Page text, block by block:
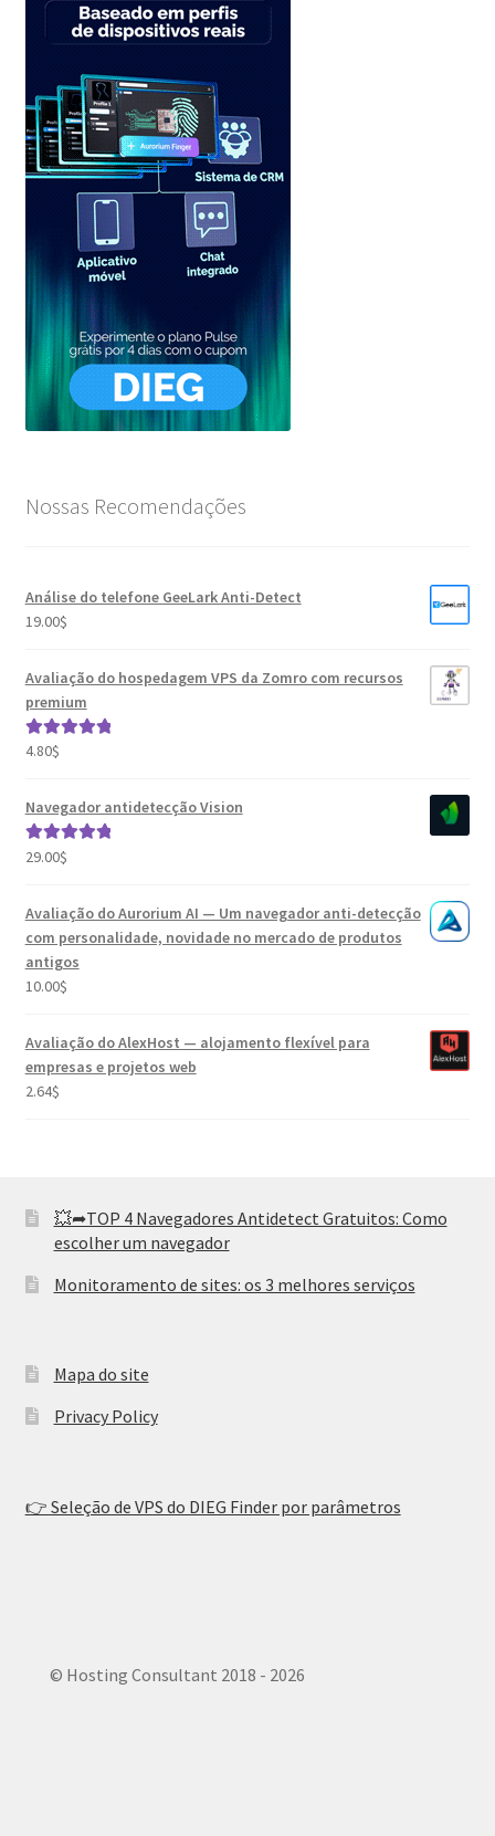
Nossas Recomendações
Análise do telefone GeeLark Anti-Detect
19.00$
Avaliação do hospedagem VPS da Zomro com recursos
premium
Avaliação
4.80$
Navegador antidetecção Vision
Avaliação
29.00$
Avaliação do Aurorium AI — Um navegador anti-detecção
com personalidade, novidade no mercado de produtos
antigos
10.00$
Avaliação do AlexHost — alojamento flexível para
empresas e projetos web
2.64$
💥➦TOP 4 Navegadores Antidetect Gratuitos: Como
escolher um navegador
Monitoramento de sites: os 3 melhores serviços
Mapa do site
Privacy Policy
👉 Seleção de VPS do DIEG Finder por parâmetros
© Hosting Consultant 2018 - 2026